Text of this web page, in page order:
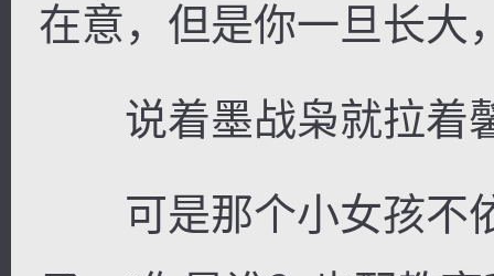
在意，但是你一旦长大
说着墨战枭就拉着
可是那个小女孩不